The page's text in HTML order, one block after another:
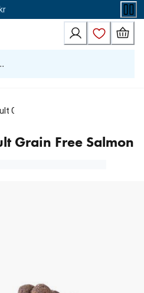
Grain Free Salmon
Grain Free Salmon